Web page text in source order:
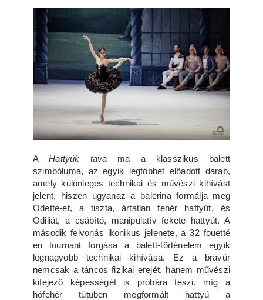
AHattyúk tava ma a klasszikus balett
szimbóluma, az egyik legtöbbet előadott darab,
amely különleges technikai és művészi kihívást
jelent, hiszen ugyanaz a balerina formálja meg
Odette-et, a tiszta, ártatlan fehér hattyút, és
Odiliát, a csábító, manipulatív fekete hattyút. A
második felvonás ikonikus jelenete, a 32 fouetté
en tournant forgása a balett-történelem egyik
legnagyobb technikai kihívása. Ez a bravúr
nemcsak a táncos fizikai erejét, hanem művészi
kifejező képességét is próbára teszi, míg a
hófehér tütüben megformált hattyú a